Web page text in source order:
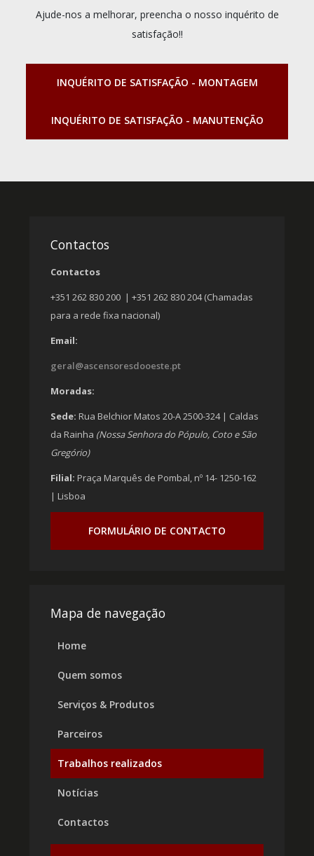
Ajude-nos a melhorar, preencha o nosso inquérito de
satisfação!!
INQUÉRITO DE SATISFAÇÃO - MONTAGEM
INQUÉRITO DE SATISFAÇÃO - MANUTENÇÃO
Contactos
Contactos
+351 262 830 200 | +351 262 830 204 (Chamadas
para a rede fixa nacional)
Email:
geral@ascensoresdooeste.pt
Moradas:
Sede: Rua Belchior Matos 20-A 2500-324 | Caldas
da Rainha (Nossa Senhora do Pópulo, Coto e São
Gregório)
Filial: Praça Marquês de Pombal, nº 14- 1250-162
| Lisboa
FORMULÁRIO DE CONTACTO
Mapa de navegação
Home
Quem somos
Serviços & Produtos
Parceiros
Trabalhos realizados
Notícias
Contactos